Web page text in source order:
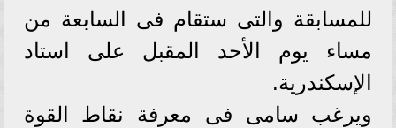
للمسابقة والتى ستقام فى السابعة من
مساء يوم الأحد المقبل على استاد
الإسكندرية.
ويرغب سامى فى معرفة نقاط القوة